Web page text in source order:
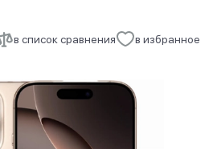
в список сравнения в избранное